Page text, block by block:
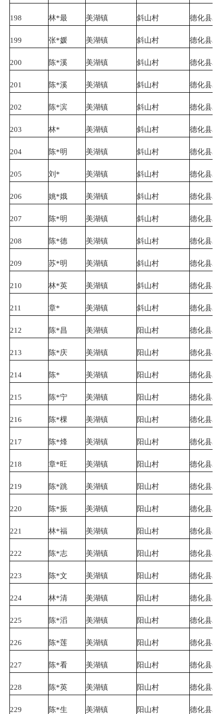
198 林*最 美湖镇 斜山村 德化县农
199 张*媛 美湖镇 斜山村 德化县农
200 陈*溪 美湖镇 斜山村 德化县农
201 陈*溪 美湖镇 斜山村 德化县农
202 陈*滨 美湖镇 斜山村 德化县农
203 林* 美湖镇 斜山村 德化县农
204 陈*明 美湖镇 斜山村 德化县农
205 刘* 美湖镇 斜山村 德化县农
206 姚*娥 美湖镇 斜山村 德化县农
207 陈*明 美湖镇 斜山村 德化县农
208 陈*德 美湖镇 斜山村 德化县农
209 苏*明 美湖镇 斜山村 德化县农
210 林*英 美湖镇 斜山村 德化县农
211 章* 美湖镇 斜山村 德化县农
212 陈*昌 美湖镇 阳山村 德化县农
213 陈*庆 美湖镇 阳山村 德化县农
214 陈* 美湖镇 阳山村 德化县农
215 陈*宁 美湖镇 阳山村 德化县农
216 陈*棵 美湖镇 阳山村 德化县农
217 陈*烽 美湖镇 阳山村 德化县农
218 章*旺 美湖镇 阳山村 德化县农
219 陈*跳 美湖镇 阳山村 德化县农
220 陈*振 美湖镇 阳山村 德化县农
221 林*福 美湖镇 阳山村 德化县农
222 陈*志 美湖镇 阳山村 德化县农
223 陈*文 美湖镇 阳山村 德化县农
224 林*清 美湖镇 阳山村 德化县农
225 陈*滔 美湖镇 阳山村 德化县农
226 陈*莲 美湖镇 阳山村 德化县农
227 陈*看 美湖镇 阳山村 德化县农
228 陈*英 美湖镇 阳山村 德化县农
229 陈*生 美湖镇 阳山村 德化县农